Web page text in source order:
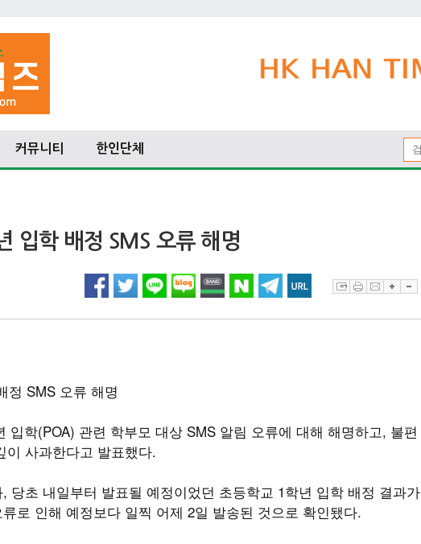
커뮤니티 한인단체
입학 배정 SMS 오류 해명
정 SMS 오류 해명
입학(POA) 관련 학부모 대상 SMS 알림 오류에 대해 해명하고, 불편
이 사과한다고 발표했다.
당초 내일부터 발표될 예정이었던 초등학교 1학년 입학 배정 결과가
로 인해 예정보다 일찍 어제 2일 발송된 것으로 확인됐다.